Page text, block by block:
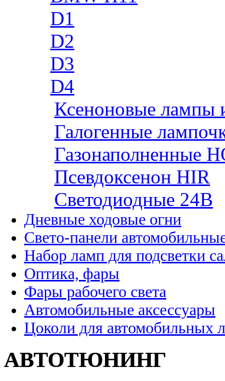
D1
D2
D3
D4
Ксеноновые лампы
Галогенные
Газонаполненные
Псевдоксенон HIR
Cветодиодные 24B
Дневные ходовые огни
Свето-панели
Набор ламп для подсветки
Оптика, фары
Фары рабочего света
Автомобильные аксессуары
Цоколи для автомобильных
АВТОТЮНИНГ